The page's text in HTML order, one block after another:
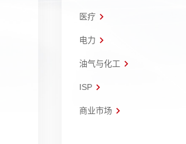
医疗
电力
油气与化工
ISP
商业市场